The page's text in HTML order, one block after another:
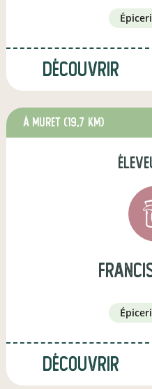
Découvrir
à Muret (19,7 km)
Découvrir